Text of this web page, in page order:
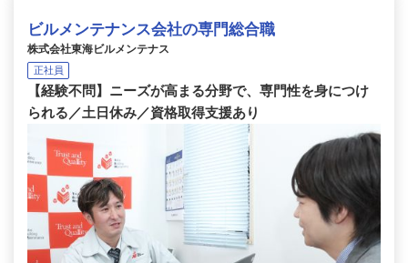
ビルメンテナンス会社の専門総合職
株式会社東海ビルメンテナス
正社員
【経験不問】ニーズが高まる分野で、専門性を身につけ
られる／土日休み／資格取得支援あり